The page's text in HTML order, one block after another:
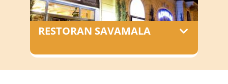
RESTORAN SAVAMALA
Belgrade City hotela, u centru